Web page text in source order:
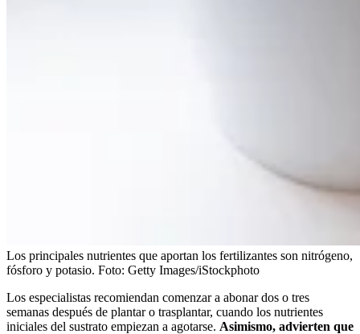
Los principales nutrientes que aportan los fertilizantes son nitrógeno,
fósforo y potasio. Foto: Getty Images/iStockphoto
Los especialistas recomiendan comenzar a abonar dos o tres
semanas después de plantar o trasplantar, cuando los nutrientes
iniciales del sustrato empiezan a agotarse. Asimismo, advierten que